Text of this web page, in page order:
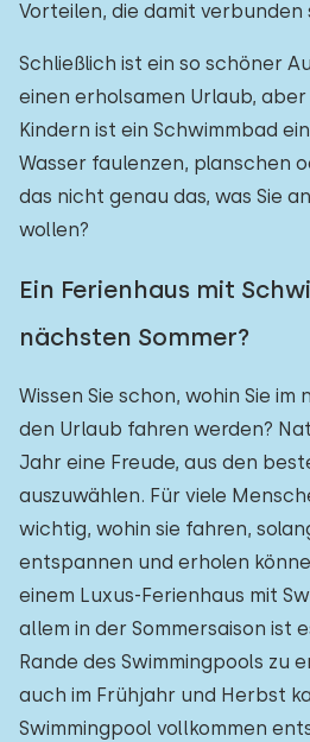
Vorteilen, die damit verbunden
Schließlich ist ein so schöner
einen erholsamen Urlaub,
Kindern ist ein Schwimmbad
Wasser faulenzen, planschen
das nicht genau das, was Sie
wollen?
Ein Ferienhaus mit
nächsten Sommer?
Wissen Sie schon, wohin Sie im
den Urlaub fahren werden?
Jahr eine Freude, aus den
auszuwählen. Für viele
wichtig, wohin sie fahren,
entspannen und erholen
einem Luxus-Ferienhaus mit
allem in der Sommersaison ist
Rande des Swimmingpools zu
auch im Frühjahr und Herbst
Swimmingpool vollkommen